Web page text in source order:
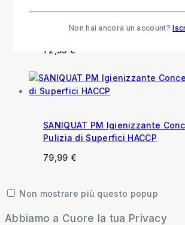
72,55 €
SANIQUAT PM Igienizzante
Pulizia di Superfici HACCP
79,99 €
Non mostrare più questo popup
Abbiamo a Cuore la tua Privacy
Non hai ancora un account?